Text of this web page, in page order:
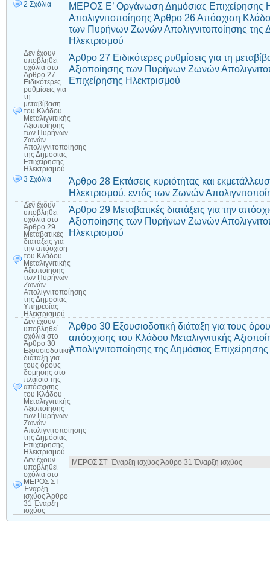
2 Σχόλια
ΜΕΡΟΣ Ε’ Οργάνωση Δημόσιας Επιχείρησης
Απολιγνιτοποίησης Άρθρο 26 Απόσχιση
των Πυρήνων Ζωνών Απολιγνιτοποίησης της
Ηλεκτρισμού
Δεν έχουν
υποβληθεί
σχόλια στο
Άρθρο 27
Ειδικότερες
ρυθμίσεις για
τη
μεταβίβαση
του Κλάδου
Μεταλιγνιτικής
Αξιοποίησης
των Πυρήνων
Ζωνών
Απολιγνιτοποίησης
της Δημόσιας
Επιχείρησης
Ηλεκτρισμού
Άρθρο 27 Ειδικότερες ρυθμίσεις για τη
Αξιοποίησης των Πυρήνων Ζωνών
Επιχείρησης Ηλεκτρισμού
3 Σχόλια
Άρθρο 28 Εκτάσεις κυριότητας και
Ηλεκτρισμού, εντός των Ζωνών
Δεν έχουν
υποβληθεί
σχόλια στο
Άρθρο 29
Μεταβατικές
διατάξεις για
την απόσχιση
του Κλάδου
Μεταλιγνιτικής
Αξιοποίησης
των Πυρήνων
Ζωνών
Απολιγνιτοποίησης
της Δημόσιας
Υπηρεσίας
Ηλεκτρισμού
Άρθρο 29 Μεταβατικές διατάξεις για την
Αξιοποίησης των Πυρήνων Ζωνών
Ηλεκτρισμού
Δεν έχουν
υποβληθεί
σχόλια στο
Άρθρο 30
Εξουσιοδοτική
διάταξη για
τους όρους
δόμησης στο
πλαίσιο της
απόσχισης
του Κλάδου
Μεταλιγνιτικής
Αξιοποίησης
των Πυρήνων
Ζωνών
Απολιγνιτοποίησης
της Δημόσιας
Επιχείρησης
Ηλεκτρισμού
Άρθρο 30 Εξουσιοδοτική διάταξη για τους
απόσχισης του Κλάδου Μεταλιγνιτικής
Απολιγνιτοποίησης της Δημόσιας
Δεν έχουν
υποβληθεί
σχόλια στο
ΜΕΡΟΣ ΣΤ’
Έναρξη
ισχύος Άρθρο
31 Έναρξη
ισχύος
ΜΕΡΟΣ ΣΤ’ Έναρξη ισχύος Άρθρο 31 Έναρξη ισχύος